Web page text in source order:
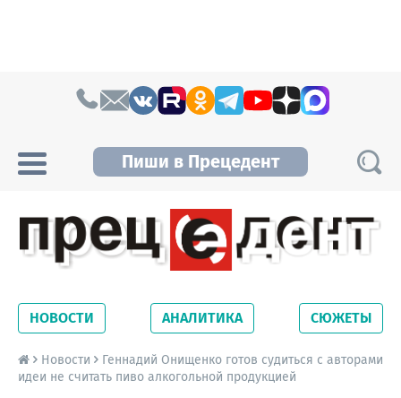
Пиши в Прецедент
Новосибирской области. Читайте свежие
новости на сайте сетевого издания
Precedent.
НОВОСТИ АНАЛИТИКА СЮЖЕТЫ
Новости
Геннадий Онищенко готов судиться с авторами
идеи не считать пиво алкогольной продукцией